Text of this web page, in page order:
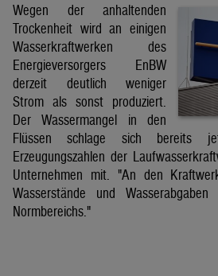
Wegen der anhaltenden
Trockenheit wird an einigen
Wasserkraftwerken des
Energieversorgers EnBW
derzeit deutlich weniger
Strom als sonst produziert.
Der Wassermangel in den
Flüssen schlage sich bereits
Erzeugungszahlen der
Unternehmen mit. "An den
Wasserstände und
Normbereichs."